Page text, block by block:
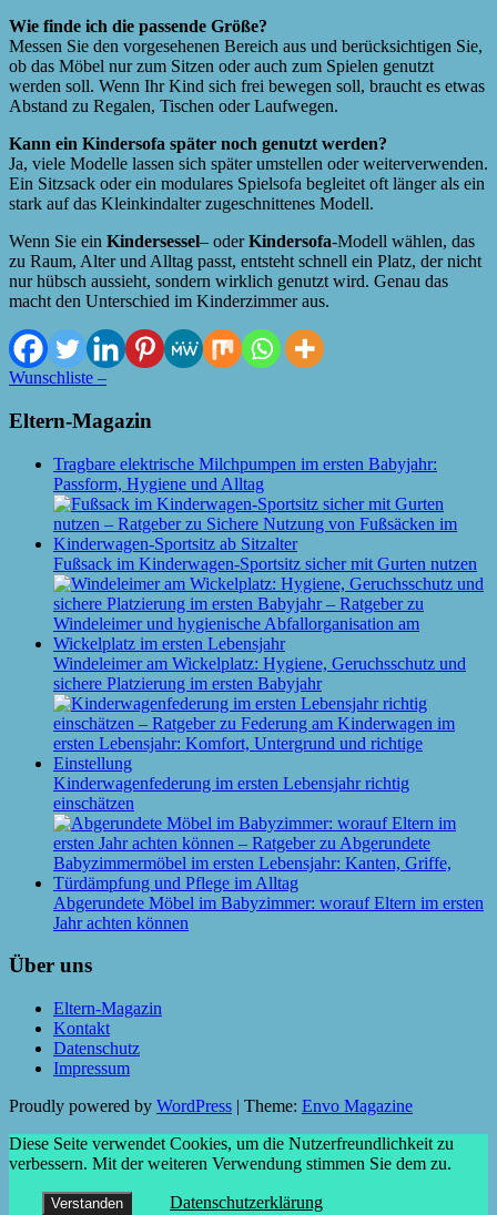
Wie finde ich die passende Größe?
Messen Sie den vorgesehenen Bereich aus und berücksichtigen Sie,
ob das Möbel nur zum Sitzen oder auch zum Spielen genutzt
werden soll. Wenn Ihr Kind sich frei bewegen soll, braucht es etwas
Abstand zu Regalen, Tischen oder Laufwegen.
Kann ein Kindersofa später noch genutzt werden?
Ja, viele Modelle lassen sich später umstellen oder weiterverwenden.
Ein Sitzsack oder ein modulares Spielsofa begleitet oft länger als ein
stark auf das Kleinkindalter zugeschnittenes Modell.
Wenn Sie ein Kindersessel– oderKindersofa-Modell wählen, das
zu Raum, Alter und Alltag passt, entsteht schnell ein Platz, der nicht
nur hübsch aussieht, sondern wirklich genutzt wird. Genau das
macht den Unterschied im Kinderzimmer aus.
Wunschliste –
Eltern-Magazin
Tragbare elektrische Milchpumpen im ersten Babyjahr:
Passform, Hygiene und Alltag
Fußsack im Kinderwagen-Sportsitz sicher mit Gurten nutzen
Windeleimer am Wickelplatz: Hygiene, Geruchsschutz und
sichere Platzierung im ersten Babyjahr
Kinderwagenfederung im ersten Lebensjahr richtig
einschätzen
Abgerundete Möbel im Babyzimmer: worauf Eltern im ersten
Jahr achten können
Über uns
Eltern-Magazin
Kontakt
Datenschutz
Impressum
Proudly powered by WordPress | Theme: Envo Magazine
Diese Seite verwendet Cookies, um die Nutzerfreundlichkeit zu
verbessern. Mit der weiteren Verwendung stimmen Sie dem zu.
Verstanden Datenschutzerklärung